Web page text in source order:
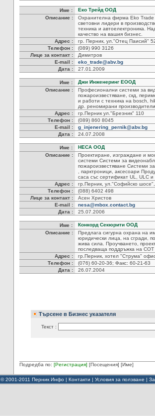
Име :
Еко Трейд ООД
Описание :
Охранителна фирма Еko Trade
световни лидери в
техника и автоелектроника.
качество на вашия бизнес.
Адрес :
гр. Перник, ул."Отец Паисий"
Телефон :
(089) 990 3126
Лице за контакт :
Димитров
E-mail :
eko_trade@abv.bg
Дата :
27.01.2009
Име :
Джи Инженеринг ЕООД
Описание :
Професионални системи за
пожароизвестяване, скд,
и работи с техника на bosch,
др. реномирани
Адрес :
гр.Перник ул."Брезник" 110
Телефон :
(089) 860 8045
E-mail :
g_injenering_pernik@abv.bg
Дата :
24.07.2008
Име :
НЕСА ООД
Описание :
Проектиране, изграждане и
системи Системи за
пожароизвестяване Системи
, парктроници, аксесоари
саса със сертификат UL, ULC и
Адрес :
гр.Перник, ул."Софийско
Телефон :
(088) 6402 498
Лице за контакт :
Асен Христов
E-mail :
nesa@mbox.contact.bg
Дата :
25.07.2006
Име :
Конкорд Секюрити ООД
Описание :
Предлага сигурна охрана на
юридически лица, на сгради,
жива сила. Проучването,
последваща поддръжка на СОТ
Адрес :
гр.Перник, хотел "Струма"
Телефон :
(076) 60-20-36; Факс: 60-21-63
Дата :
26.07.2004
Търсене в Бизнес указателя
Текст :
Подредба по: [Регистрация] [Посещения] [Име]
© 2001-2011 Перник Инфо | Контакти | Условия за ползване |